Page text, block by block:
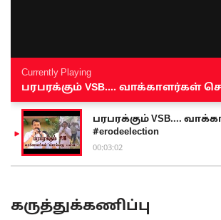
Currently Playing
பரபரக்கும் VSB.... வாக்காளர்கள்
பரபரக்கும் VSB....
#erodeelection
00:03:02
கருத்துக்கணிப்பு